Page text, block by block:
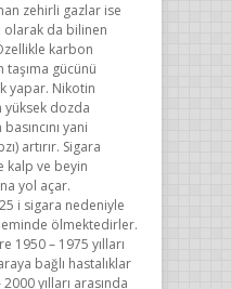
zehirli gazlar ise
olarak da bilinen
karbon
taşıma gücünü
yapar. Nikotin
yüksek dozda
yani
artırır. Sigara
kalp ve beyin
yol açar.
i sigara nedeniyle
ölmektedirler.
1950 – 1975 yılları
bağlı hastalıklar
yılları arasında